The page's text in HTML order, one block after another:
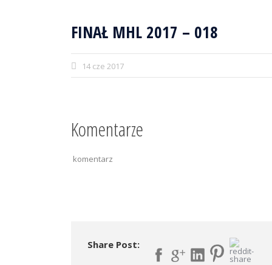
FINAŁ MHL 2017 – 018
14 cze 2017
Komentarze
komentarz
Share Post: